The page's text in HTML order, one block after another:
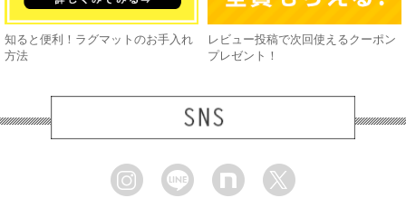
知ると便利！ラグマットのお手入れ
方法
レビュー投稿で次回使えるクーポン
プレゼント！